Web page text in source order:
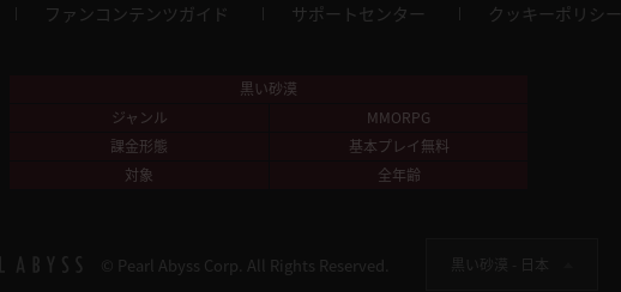
ファンコンテンツガイド
サポートセンター クッキーポリシー
黒い砂漠
ジャンル
MMORPG
課金形態
基本プレイ無料
対象
全年齢
黒い砂漠 - 日本
© Pearl Abyss Corp. All Rights Reserved.